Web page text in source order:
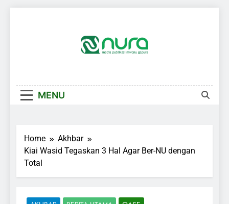
MENU
Home
Akhbar
Kiai Wasid Tegaskan 3 Hal Agar Ber-NU dengan
Total